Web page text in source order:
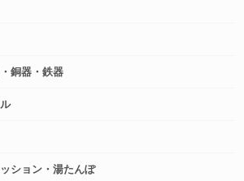
銅器・鉄器
ション・湯たんぽ